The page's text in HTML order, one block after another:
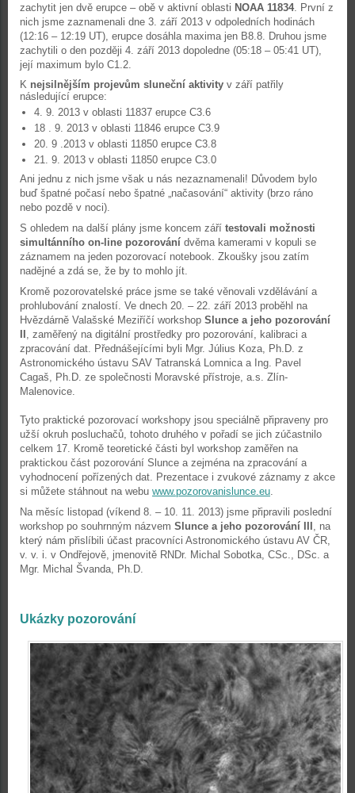
zachytit jen dvě erupce – obě v aktivní oblasti NOAA 11834. První z
nich jsme zaznamenali dne 3. září 2013 v odpoledních hodinách
(12:16 – 12:19 UT), erupce dosáhla maxima jen B8.8. Druhou jsme
zachytili o den později 4. září 2013 dopoledne (05:18 – 05:41 UT),
její maximum bylo C1.2.
K nejsilnějším projevům sluneční aktivity v září patřily
následující erupce:
4. 9. 2013 v oblasti 11837 erupce C3.6
18 . 9. 2013 v oblasti 11846 erupce C3.9
20. 9 .2013 v oblasti 11850 erupce C3.8
21. 9. 2013 v oblasti 11850 erupce C3.0
Ani jednu z nich jsme však u nás nezaznamenali! Důvodem bylo
buď špatné počasí nebo špatné „načasování“ aktivity (brzo ráno
nebo pozdě v noci).
S ohledem na další plány jsme koncem září testovali možnosti
simultánního on-line pozorování dvěma kamerami v kopuli se
záznamem na jeden pozorovací notebook. Zkoušky jsou zatím
nadějné a zdá se, že by to mohlo jít.
Kromě pozorovatelské práce jsme se také věnovali vzdělávání a
prohlubování znalostí. Ve dnech 20. – 22. září 2013 proběhl na
Hvězdárně Valašské Meziříčí workshop Slunce a jeho pozorování
, zaměřený na digitální prostředky pro pozorování, kalibraci a
zpracování dat. Přednášejícími byli Mgr. Július Koza, Ph.D. z
Astronomického ústavu SAV Tatranská Lomnica a Ing. Pavel
Cagaš, Ph.D. ze společnosti Moravské přístroje, a.s. Zlín-
Malenovice.
Tyto praktické pozorovací workshopy jsou speciálně připraveny pro
užší okruh posluchačů, tohoto druhého v pořadí se jich zúčastnilo
celkem 17. Kromě teoretické části byl workshop zaměřen na
praktickou část pozorování Slunce a zejména na zpracování a
vyhodnocení pořízených dat. Prezentace i zvukové záznamy z akce
si můžete stáhnout na webu www.pozorovanislunce.eu.
Na měsíc listopad (víkend 8. – 10. 11. 2013) jsme připravili poslední
workshop po souhrnným názvem Slunce a jeho pozorování III , na
který nám přislíbili účast pracovníci Astronomického ústavu AV ČR,
v. v. i. v Ondřejově, jmenovitě RNDr. Michal Sobotka, CSc., DSc. a
Mgr. Michal Švanda, Ph.D.
Ukázky pozorování